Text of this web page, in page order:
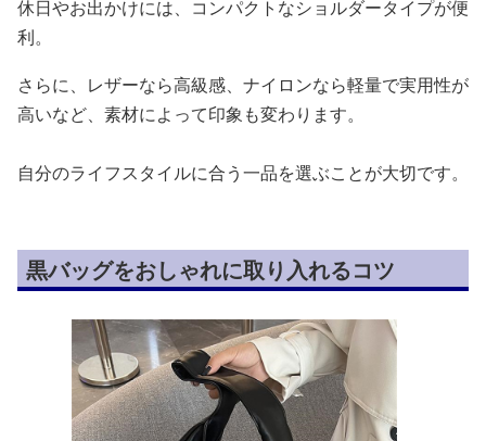
休日やお出かけには、コンパクトなショルダータイプが便
利。
さらに、レザーなら高級感、ナイロンなら軽量で実用性が
高いなど、素材によって印象も変わります。
自分のライフスタイルに合う一品を選ぶことが大切です。
黒バッグをおしゃれに取り入れるコツ